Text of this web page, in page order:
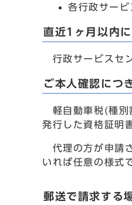
各行政サー
直近1ヶ月以内
行政サービスセ
ご本人確認につ
軽自動車税(種別
発行した資格証明
代理の方が申請
いれば任意の様式
郵送で請求する